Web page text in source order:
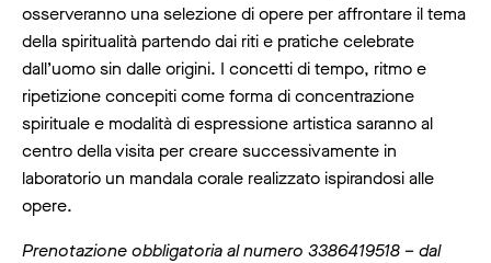
osserveranno una selezione di opere per affrontare il tema
della spiritualità partendo dai riti e pratiche celebrate
dall’uomo sin dalle origini. I concetti di tempo, ritmo e
ripetizione concepiti come forma di concentrazione
spirituale e modalità di espressione artistica saranno al
centro della visita per creare successivamente in
laboratorio un mandala corale realizzato ispirandosi alle
opere.
Prenotazione obbligatoria al numero 3386419518 – dal